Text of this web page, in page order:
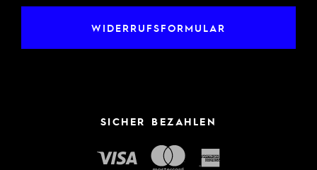
WIDERRUFSFORMULAR
SICHER BEZAHLEN